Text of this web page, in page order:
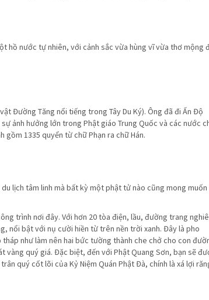
hồ nước tự nhiên, với cảnh sắc vừa hùng vĩ vừa thơ mộng
Đường Tăng nổi tiếng trong Tây Du Ký). Ông đã đi Ấn Độ
ảnh hưởng lớn trong Phật giáo Trung Quốc và các nước
gồm 1335 quyển từ chữ Phạn ra chữ Hán.
lịch tâm linh mà bất kỳ một phật tử nào cũng mong muốn
trình nơi đây. Với hơn 20 tòa điện, lầu, đường trang
nổi bật với nụ cười hiền từ trên nền trời xanh. Đây là pho
như làm nên hai bức tường thành che chở cho con
vàng quý giá. Đặc biệt, đến với Phật Quang Sơn, bạn sẽ
quý cốt lõi của Kỷ Niệm Quán Phật Đà, chính là xá lợi